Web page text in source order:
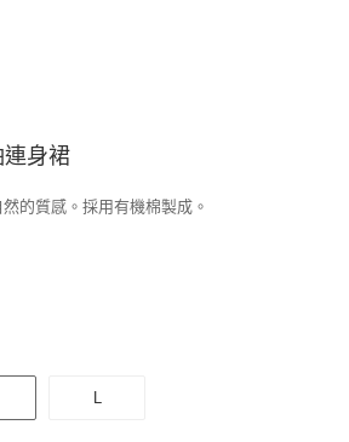
身裙
的質感。採用有機棉製成。
L